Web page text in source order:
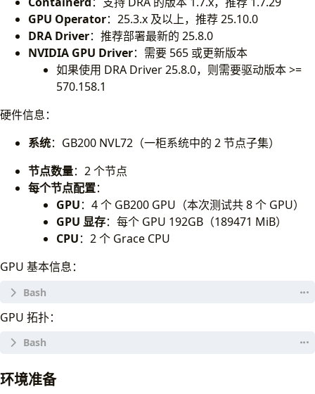
GPU Operator：25.3.x 及以上，推荐 25.10.0
DRA Driver：推荐部署最新的 25.8.0
NVIDIA GPU Driver：需要 565 或更新版本
如果使用 DRA Driver 25.8.0，则需要驱动版本 >=
570.158.1
硬件信息：
系统：GB200 NVL72（一柜系统中的 2 节点子集）
节点数量：2 个节点
每个节点配置：
GPU：4 个 GB200 GPU（本次测试共 8 个 GPU）
GPU 显存：每个 GPU 192GB（189471 MiB）
CPU：2 个 Grace CPU
GPU 基本信息：
| GPU  Name                 Persistence-M
GPU 拓扑：
环境准备